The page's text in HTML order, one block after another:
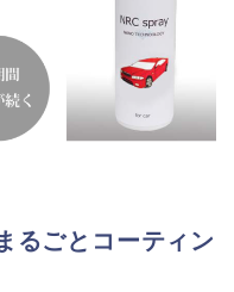
るごとコーティン